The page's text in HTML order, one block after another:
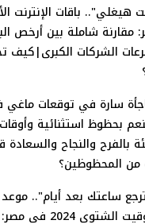
هيغلي".. باقات الإنترنت
مقارنة شاملة بين أرخص
الشركات الكبرى|كيف
بحظوظ استثنائية
بالفرح والنجاح والسعادة
من المحظوظين؟
ساعتك بعد أيام"..
التوقيت الشتوي